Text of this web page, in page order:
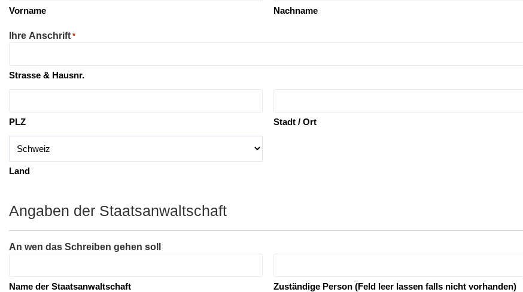
Vorname Nachname
Ihre Anschrift *
Strasse & Hausnr.
PLZ Stadt / Ort
Land
Angaben der Staatsanwaltschaft
An wen das Schreiben gehen soll
Name der Staatsanwaltschaft Zuständige Person (Feld leer lassen falls nicht vorhanden)